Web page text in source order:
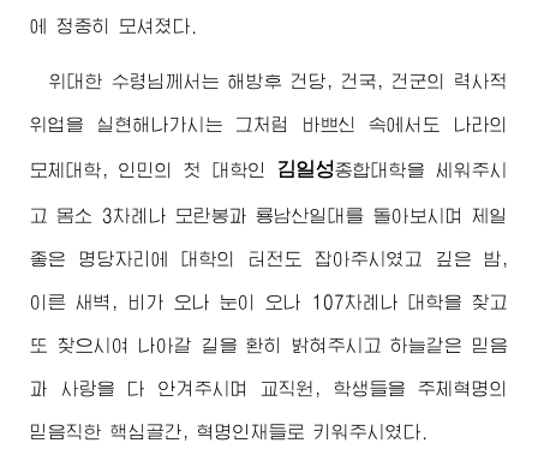
에 정중히 모셔졌다.
위대한 수령님께서 는 해방후 건당, 건국, 건군의 력사적
위업을 실현해나가시는 그처럼 바쁘신 속에서도 나라의
모체대학, 인민의 첫 대학인 김일성종합대학을 세워주시
고 몸소 3차례나 모란봉과 룡남산일대를 돌아보시며 제일
좋은 명당자리에 대학의 터전도 잡아주시였고 깊은 밤,
이른 새벽, 비가 오나 눈이 오나 107차례나 대학을 찾고
또 찾으시여 나아갈 길을 환히 밝혀주시고 하늘같은 믿음
과 사랑을 다 안겨주시며 교직원, 학생들을 주체혁명의
믿음직한 핵심골간, 혁명인재들로 키워주시였다.